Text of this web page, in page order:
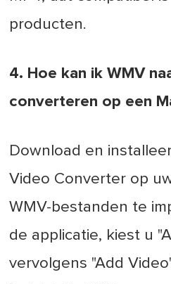
producten.
4. Hoe kan ik WMV
converteren op een
Download en
Video Converter op
WMV-bestanden te
de applicatie, kiest u
vervolgens "Add